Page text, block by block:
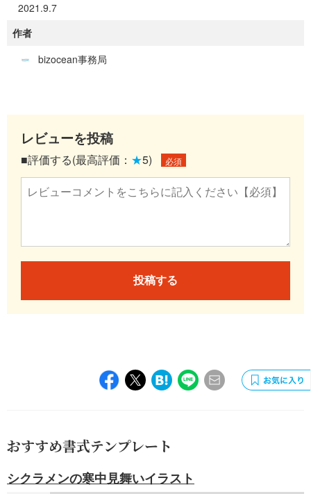
2021.9.7
作者
bizocean事務局
レビューを投稿
■評価する(最高評価： ★5) 必須
投稿する
おすすめ書式テンプレート
シクラメンの寒中見舞いイラスト